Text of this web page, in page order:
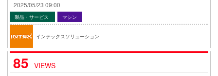
2025/05/23 09:00
製品・サービス マシン
インテックスソリューション
85 VIEWS